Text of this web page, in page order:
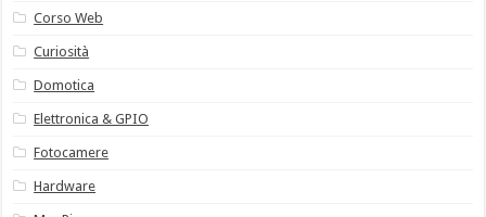
Corso Web
Curiosità
Domotica
Elettronica & GPIO
Fotocamere
Hardware